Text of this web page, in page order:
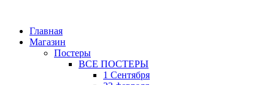
Главная
Магазин
Постеры
ВСЕ ПОСТЕРЫ
1 Сентября